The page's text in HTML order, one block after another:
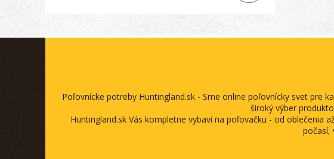
Poľovnícke potreby Huntingland.sk - Sme online poľovnícky svet pre
široký výber
Huntingland.sk Vás kompletne vybaví na poľovačku - od
počasí,